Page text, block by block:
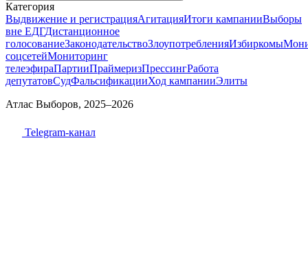
Категория
Выдвижение и регистрацияАгитацияИтоги кампанииВыборы
вне ЕДГДистанционное
голосованиеЗаконодательствоЗлоупотребленияИзбиркомы
соцсетейМониторинг
телеэфираПартииПраймеризПрессингРабота
депутатовСудФальсификацииХод кампанииЭлиты
Атлас Выборов, 2025–2026
Telegram-канал